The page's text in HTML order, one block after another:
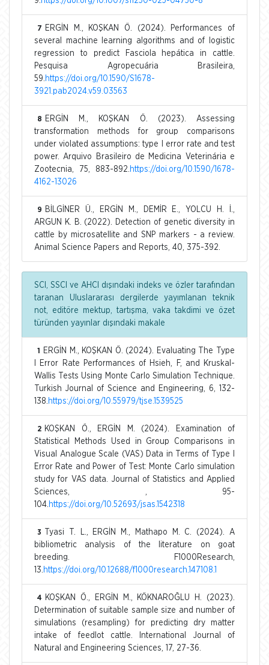
7
ERGİN M., KOŞKAN Ö. (2024). Performances of
several machine learning algorithms and of logistic
regression to predict Fasciola hepática in cattle.
Pesquisa Agropecuária Brasileira,
59. https://doi.org/10.1590/S1678-
3921.pab2024.v59.03563
8
ERGİN M., KOŞKAN Ö. (2023). Assessing
transformation methods for group comparisons
under violated assumptions: type I error rate and test
power. Arquivo Brasileiro de Medicina Veterinária e
Zootecnia, 75, 883-892. https://doi.org/10.1590/1678-
4162-13026
9
BİLGİNER Ü., ERGİN M., DEMİR E., YOLCU H. İ.,
ARGUN K. B. (2022). Detection of genetic diversity in
cattle by microsatellite and SNP markers - a review.
Animal Science Papers and Reports, 40, 375-392.
SCI, SSCI ve AHCI dışındaki indeks ve özler tarafından
taranan Uluslararası dergilerde yayımlanan teknik
not, editöre mektup, tartışma, vaka takdimi ve özet
türünden yayınlar dışındaki makale
1
ERGİN M., KOŞKAN Ö. (2024). Evaluating The Type
I Error Rate Performances of Hsieh, F, and Kruskal-
Wallis Tests Using Monte Carlo Simulation Technique.
Turkish Journal of Science and Engineering, 6, 132-
138. https://doi.org/10.55979/tjse.1539525
2 KOŞKAN Ö., ERGİN M. (2024). Examination of
Statistical Methods Used in Group Comparisons in
Visual Analogue Scale (VAS) Data in Terms of Type I
Error Rate and Power of Test: Monte Carlo simulation
study for VAS data. Journal of Statistics and Applied
Sciences, , 95-
104. https://doi.org/10.52693/jsas.1542318
3
Tyasi T. L., ERGİN M., Mathapo M. C. (2024). A
bibliometric analysis of the literature on goat
breeding. F1000Research,
13. https://doi.org/10.12688/f1000research.147108.1
4
KOŞKAN Ö., ERGİN M., KÖKNAROĞLU H. (2023).
Determination of suitable sample size and number of
simulations (resampling) for predicting dry matter
intake of feedlot cattle. International Journal of
Natural and Engineering Sciences, 17, 27-36.